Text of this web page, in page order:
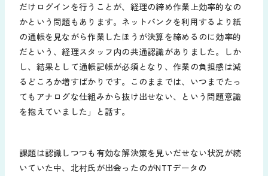
だけログインを行うことが、経理の締め作業上効率的なの
かという問題もあります。ネットバンクを利用するより紙
の通帳を見ながら作業したほうが決算を締めるのに効率的
だという、経理スタッフ内の共通認識がありました。しか
し、結果として通帳記帳が必須となり、作業の負担感は減
るどころか増すばかりです。このままでは、いつまでたっ
てもアナログな仕組みから抜け出せない、という問題意識
を抱えていました」と話す。
課題は認識しつつも有効な解決策を見いだせない状況が続
いていた中、北村氏が出会ったのがNTTデータの